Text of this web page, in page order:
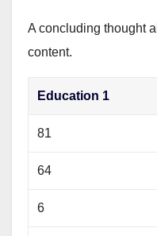
A concluding thought
content.
Education 1
81
64
6